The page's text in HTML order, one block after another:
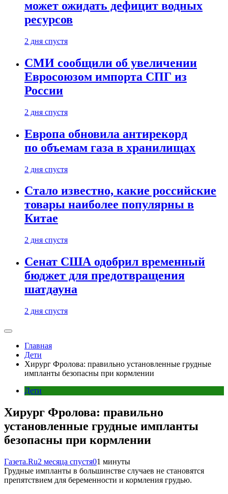
может ожидать дефицит водных
ресурсов
2 дня спустя
СМИ сообщили об увеличении
Евросоюзом импорта СПГ из
России
2 дня спустя
Европа обновила антирекорд
по объемам газа в хранилищах
2 дня спустя
Стало известно, какие российские
товары наиболее популярны в
Китае
2 дня спустя
Сенат США одобрил временный
бюджет для предотвращения
шатдауна
2 дня спустя
Главная
Дети
Хирург Фролова: правильно установленные грудные
импланты безопасны при кормлении
Дети
Хирург Фролова: правильно
установленные грудные импланты
безопасны при кормлении
Газета.Ru2 месяца спустя01 минуты
Грудные импланты в большинстве случаев не становятся
препятствием для беременности и кормления грудью.